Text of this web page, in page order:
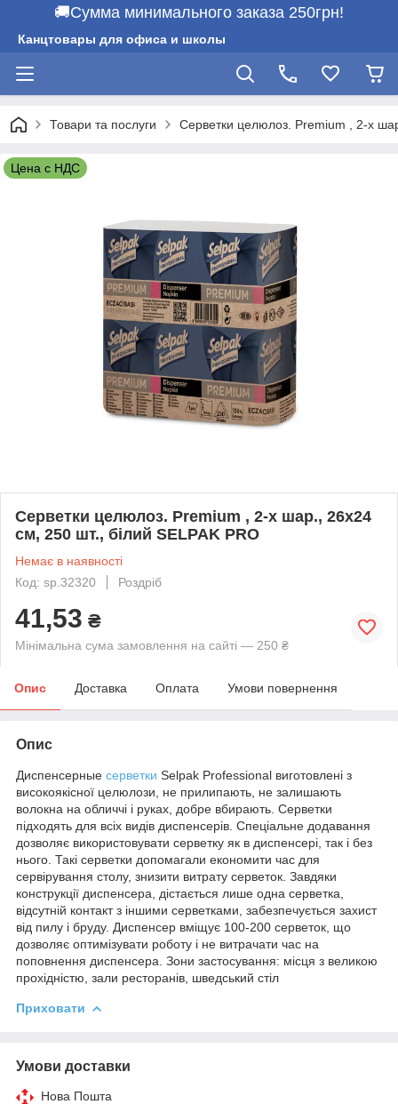
🚚Сумма минимального заказа 250грн!
Канцтовары для офиса и школы
Товари та послуги Серветки целюлоз. Premium , 2-х
Цена с НДС
Серветки целюлоз. Premium , 2-х шар., 26х24
см, 250 шт., білий SELPAK PRO
Немає в наявності
Код: sp.32320
Роздріб
41,53 ₴
Мінімальна сума замовлення на сайті — 250 ₴
Опис Доставка Оплата Умови повернення
Опис
Диспенсерные серветки Selpak Professional виготовлені з
високоякісної целюлози, не прилипають, не залишають
волокна на обличчі і руках, добре вбирають. Серветки
підходять для всіх видів диспенсерів. Спеціальне додавання
дозволяє використовувати серветку як в диспенсері, так і без
нього. Такі серветки допомагали економити час для
сервірування столу, знизити витрату серветок. Завдяки
конструкції диспенсера, дістається лише одна серветка,
відсутній контакт з іншими серветками, забезпечується захист
від пилу і бруду. Диспенсер вміщує 100-200 серветок, що
дозволяє оптимізувати роботу і не витрачати час на
поповнення диспенсера. Зони застосування: місця з великою
прохідністю, зали ресторанів, шведський стіл
Приховати
Умови доставки
Нова Пошта